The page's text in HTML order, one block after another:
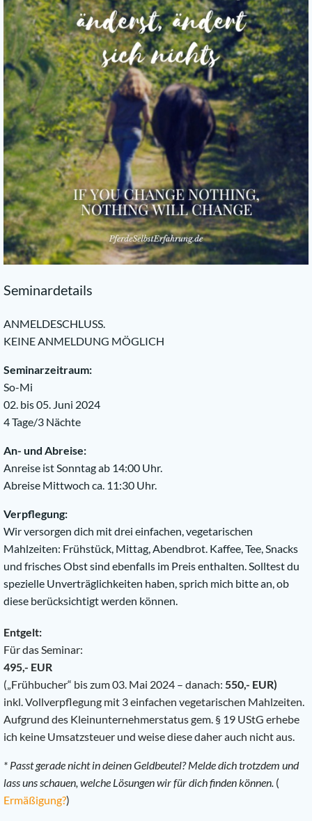
Seminardetails
ANMELDESCHLUSS.
KEINE ANMELDUNG MÖGLICH
Seminarzeitraum:
So-Mi
02. bis 05. Juni 2024
4 Tage/3 Nächte
An- und Abreise:
Anreise ist Sonntag ab 14:00 Uhr.
Abreise Mittwoch ca. 11:30 Uhr.
Verpflegung:
Wir versorgen dich mit drei einfachen, vegetarischen
Mahlzeiten: Frühstück, Mittag, Abendbrot. Kaffee, Tee, Snacks
und frisches Obst sind ebenfalls im Preis enthalten. Solltest du
spezielle Unverträglichkeiten haben, sprich mich bitte an, ob
diese berücksichtigt werden können.
Entgelt:
Für das Seminar:
495,- EUR
(„Frühbucher“ bis zum 03. Mai 2024 – danach: 550,- EUR)
inkl. Vollverpflegung mit 3 einfachen vegetarischen Mahlzeiten.
Aufgrund des Kleinunternehmerstatus gem. § 19 UStG erhebe
ich keine Umsatzsteuer und weise diese daher auch nicht aus.
* Passt gerade nicht in deinen Geldbeutel? Melde dich trotzdem und
lass uns schauen, welche Lösungen wir für dich finden können. (
Ermäßigung?)